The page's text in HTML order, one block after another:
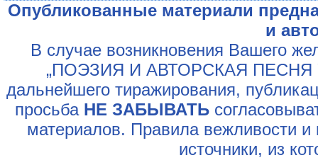
Опубликованные материали
и
В случае возникновения Вашего
„ПОЭЗИЯ И АВТОРСКАЯ ПЕСНЯ
дальнейшего тиражирования,
просьба НЕ ЗАБЫВАТЬ
материалов. Правила вежливости и
источники, из